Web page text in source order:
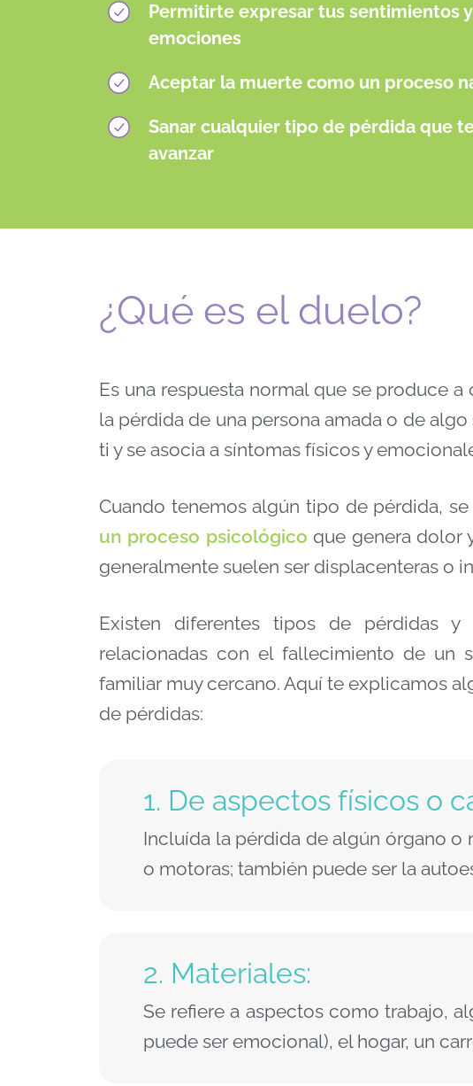
Permitirte expresar tus sentimientos
emociones
Aceptar la muerte como un proceso
Sanar cualquier tipo de pérdida que
avanzar
¿Qué es el duelo?
Es una respuesta normal que se produce
la pérdida de una persona amada o de
ti y se asocia a síntomas físicos y
Cuando tenemos algún tipo de pérdida,
un proceso psicológico que genera dolor
generalmente suelen ser displacenteras o
Existen diferentes tipos de pérdidas y
relacionadas con el fallecimiento de un
familiar muy cercano. Aquí te explicamos
de pérdidas:
1. De aspectos físicos o
Incluída la pérdida de algún órgano
o motoras; también puede ser la
2. Materiales:
Se refiere a aspectos como trabajo,
puede ser emocional), el hogar, un